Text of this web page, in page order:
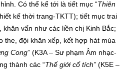
Có thể kể tới là tiết mục “Thiên
kế thời trang-TKTT); tiết mục trai
vấn như các liền chị Kinh Bắc;
the, đội khăn xếp, kết hợp hát múa
Cong” (K3A – Sư phạm Âm nhạc-
thành các “Thế giới cổ tích” (K5E –